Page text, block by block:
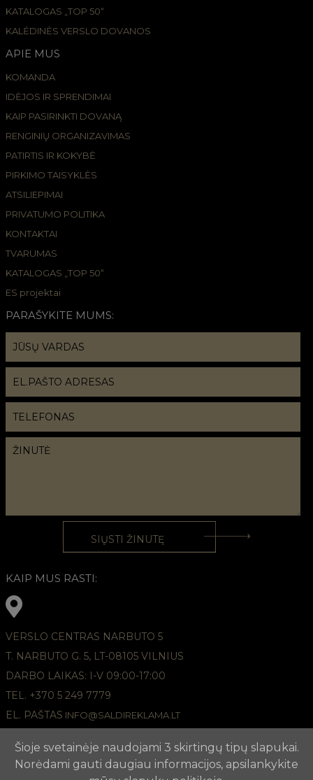
KATALOGAS „TOP 50“
KALĖDINĖS VERSLO DOVANOS
APIE MUS
KOMANDA
IDĖJOS IR SPRENDIMAI
KAIP PASIRINKTI DOVANĄ
RENGINIŲ ORGANIZAVIMAS
PATIRTIS IR KOKYBĖ
PIRKIMO TAISYKLĖS
ATSILIEPIMAI
PRIVATUMO POLITIKA
KONTAKTAI
TVARUMAS
KATALOGAS „TOP 50“
ES projektai
PARAŠYKITE MUMS:
KAIP MUS RASTI:
VERSLO CENTRAS NARBUTO 5
T. NARBUTO G. 5, LT-08105 VILNIUS
DARBO LAIKAS: I-V 09:00-17:00
TEL. +370 5 249 7779
EL. PAŠTAS INFO@SALDIREKLAMA.LT
Šioje svetainėje naudojami 3 skirtingų tipų slapukai.
Norėdami gauti daugiau informacijos, apsilankykite